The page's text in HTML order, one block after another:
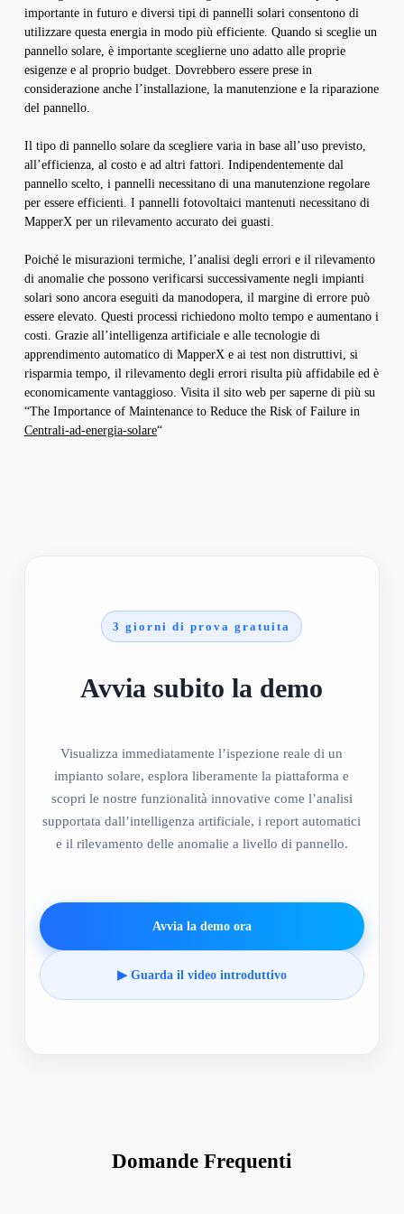
importante in futuro e diversi tipi di pannelli solari consentono di
utilizzare questa energia in modo più efficiente. Quando si sceglie un
pannello solare, è importante sceglierne uno adatto alle proprie
esigenze e al proprio budget. Dovrebbero essere prese in
considerazione anche l’installazione, la manutenzione e la riparazione
del pannello.
Il tipo di pannello solare da scegliere varia in base all’uso previsto,
all’efficienza, al costo e ad altri fattori. Indipendentemente dal
pannello scelto, i pannelli necessitano di una manutenzione regolare
per essere efficienti. I pannelli fotovoltaici mantenuti necessitano di
MapperX per un rilevamento accurato dei guasti.
Poiché le misurazioni termiche, l’analisi degli errori e il rilevamento
di anomalie che possono verificarsi successivamente negli impianti
solari sono ancora eseguiti da manodopera, il margine di errore può
essere elevato. Questi processi richiedono molto tempo e aumentano i
costi. Grazie all’intelligenza artificiale e alle tecnologie di
apprendimento automatico di MapperX e ai test non distruttivi, si
risparmia tempo, il rilevamento degli errori risulta più affidabile ed è
economicamente vantaggioso. Visita il sito web per saperne di più su
“The Importance of Maintenance to Reduce the Risk of Failure in
Centrali-ad-energia-solare“
3 giorni di prova gratuita
Avvia subito la demo
Visualizza immediatamente l’ispezione reale di un
impianto solare, esplora liberamente la piattaforma e
scopri le nostre funzionalità innovative come l’analisi
supportata dall’intelligenza artificiale, i report automatici
e il rilevamento delle anomalie a livello di pannello.
Avvia la demo ora
▶ Guarda il video introduttivo
Domande Frequenti